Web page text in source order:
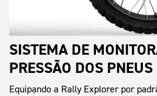
SISTEMA DE
PRESSÃO DOS
Equipando a Rally Explorer por